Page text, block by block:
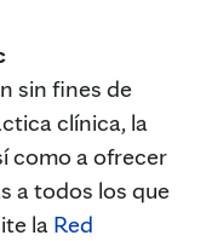
sin fines de
clínica, la
como a ofrecer
a todos los que
la Red